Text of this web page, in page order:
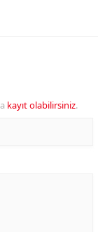
kayıt olabilirsiniz.